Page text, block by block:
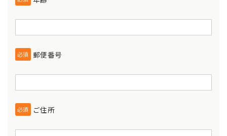
必須 郵便番号
必須 ご住所